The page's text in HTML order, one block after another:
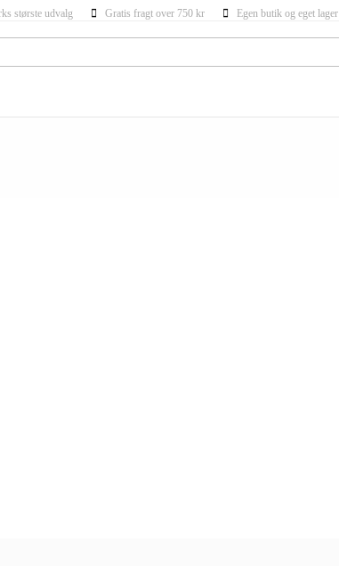
største udvalg Gratis fragt over 750 kr Egen butik og eget lager